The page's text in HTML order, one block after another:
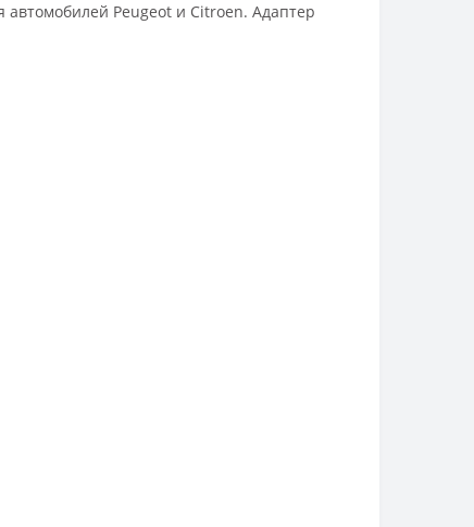
автомобилей Peugeot и Citroen. Адаптер